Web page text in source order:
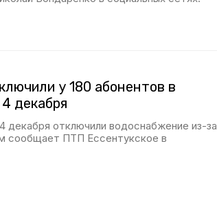
у 180 абонентов в
декабря
декабря отключили водоснабжение из-за
сообщает ПТП Ессентукское в